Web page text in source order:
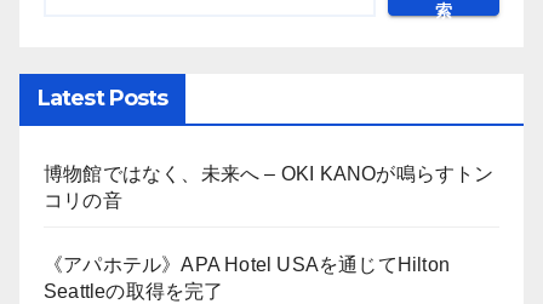
索
Latest Posts
博物館ではなく、未来へ – OKI KANOが鳴らすトン
コリの音
《アパホテル》APA Hotel USAを通じてHilton
Seattleの取得を完了